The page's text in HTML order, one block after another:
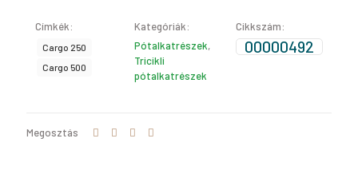
Címkék:
Cargo 250
Cargo 500
Kategóriák:
Pótalkatrészek,
Tricikli
pótalkatrészek
Cikkszám:
00000492
Megosztás